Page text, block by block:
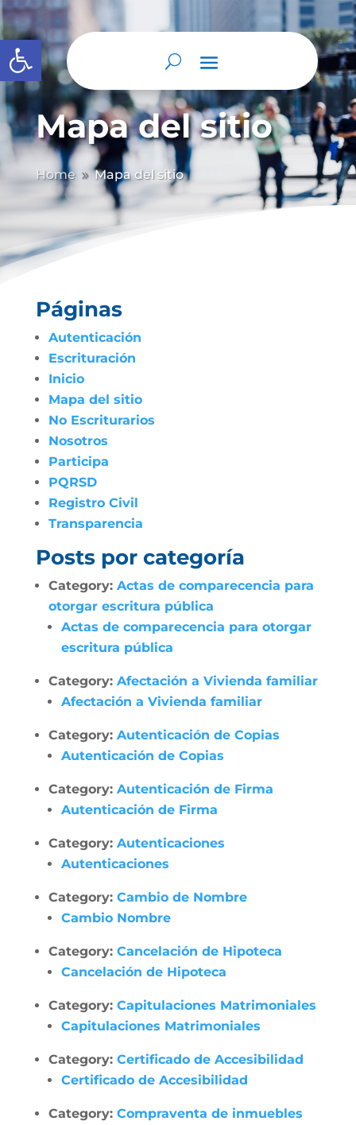
Abrir barra de herramientas
Mapa del sitio
Home 9 Mapa del sitio
Páginas
Autenticación
Escrituración
Inicio
Mapa del sitio
No Escriturarios
Nosotros
Participa
PQRSD
Registro Civil
Transparencia
Posts por categoría
Category: Actas de comparecencia para
otorgar escritura pública
Actas de comparecencia para otorgar
escritura pública
Category: Afectación a Vivienda familiar
Afectación a Vivienda familiar
Category: Autenticación de Copias
Autenticación de Copias
Category: Autenticación de Firma
Autenticación de Firma
Category: Autenticaciones
Autenticaciones
Category: Cambio de Nombre
Cambio Nombre
Category: Cancelación de Hipoteca
Cancelación de Hipoteca
Category: Capitulaciones Matrimoniales
Capitulaciones Matrimoniales
Category: Certificado de Accesibilidad
Certificado de Accesibilidad
Category: Compraventa de inmuebles